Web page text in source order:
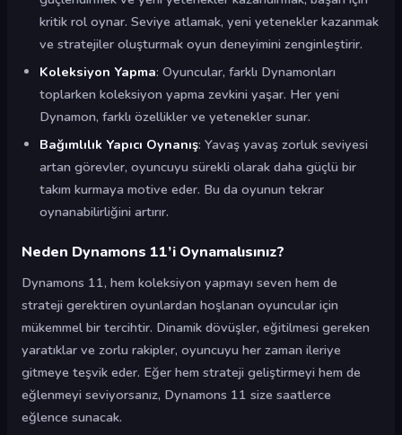
kritik rol oynar. Seviye atlamak, yeni yetenekler kazanmak
ve stratejiler oluşturmak oyun deneyimini zenginleştirir.
Koleksiyon Yapma: Oyuncular, farklı Dynamonları
toplarken koleksiyon yapma zevkini yaşar. Her yeni
Dynamon, farklı özellikler ve yetenekler sunar.
Bağımlılık Yapıcı Oynanış: Yavaş yavaş zorluk seviyesi
artan görevler, oyuncuyu sürekli olarak daha güçlü bir
takım kurmaya motive eder. Bu da oyunun tekrar
oynanabilirliğini artırır.
Neden Dynamons 11’i Oynamalısınız?
Dynamons 11, hem koleksiyon yapmayı seven hem de
strateji gerektiren oyunlardan hoşlanan oyuncular için
mükemmel bir tercihtir. Dinamik dövüşler, eğitilmesi gereken
yaratıklar ve zorlu rakipler, oyuncuyu her zaman ileriye
gitmeye teşvik eder. Eğer hem strateji geliştirmeyi hem de
eğlenmeyi seviyorsanız, Dynamons 11 size saatlerce
eğlence sunacak.